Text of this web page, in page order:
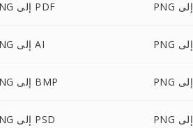
PNG إلى PDF
PNG إلى AI
PNG إلى BMP
PNG إلى PSD